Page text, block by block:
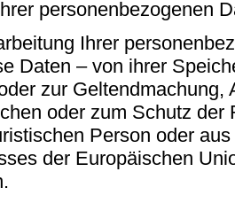
personenbezogenen
Ihrer
Daten – von ihrer
zur Geltendmachung,
oder zum Schutz der
Person oder
der Europäischen